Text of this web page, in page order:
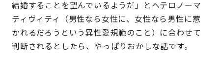
結婚することを望んでいるようだ」とヘテロノーマ
ティヴィティ（男性なら女性に、女性なら男性に惹
かれるだろうという異性愛規範のこと）に合わせて
判断されるとしたら、やっぱりおかしな話です。